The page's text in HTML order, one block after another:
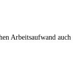
Arbeitsaufwand auch